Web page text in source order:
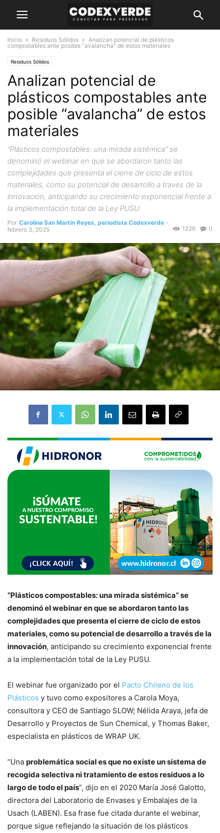
Inicio Residuos Sólidos
Analizan potencial de plásticos
compostables ante posible “avalancha” de estos materiales
Residuos Sólidos
Analizan potencial de
plásticos compostables ante
posible “avalancha” de estos
materiales
“Plásticos compostables: una mirada sistémica” se
denominó el webinar en que se abordaron tanto las
complejidades que presenta el cierre de ciclo de estos
materiales, como su potencial de desarrollo a través de la
innovación, anticipando su crecimiento exponencial frente a
la implementación total de la Ley PUSU.
Por Carolina San Martín Reyes, periodista Codexverde -
febrero 3, 2025
0
1226
“Plásticos compostables: una mirada sistémica” se
denominó el webinar en que se abordaron tanto las
complejidades que presenta el cierre de ciclo de estos
materiales, como su potencial de desarrollo a través de la
innovación, anticipando su crecimiento exponencial frente
a la implementación total de la Ley PUSU.
El webinar fue organizado por el Pacto Chileno de los
Plásticos y tuvo como expositores a Carola Moya,
consultora y CEO de Santiago SLOW; Nélida Araya, jefa de
Desarrollo y Proyectos de Sun Chemical, y Thomas Baker,
especialista en plásticos de WRAP UK.
“Una problemática social es que no existe un sistema de
recogida selectiva ni tratamiento de estos residuos a lo
largo de todo el país”, dijo en el 2020 María José Galotto,
directora del Laboratorio de Envases y Embalajes de la
Usach (LABEN). Esa frase fue citada durante el webinar,
porque sigue reflejando la situación de los plásticos